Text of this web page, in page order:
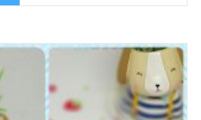
฿55.00.